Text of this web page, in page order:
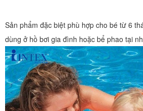
Sản phẩm đặc biệt phù hợp cho bé từ 6
dùng ở hồ bơi gia đình hoặc bể phao tại